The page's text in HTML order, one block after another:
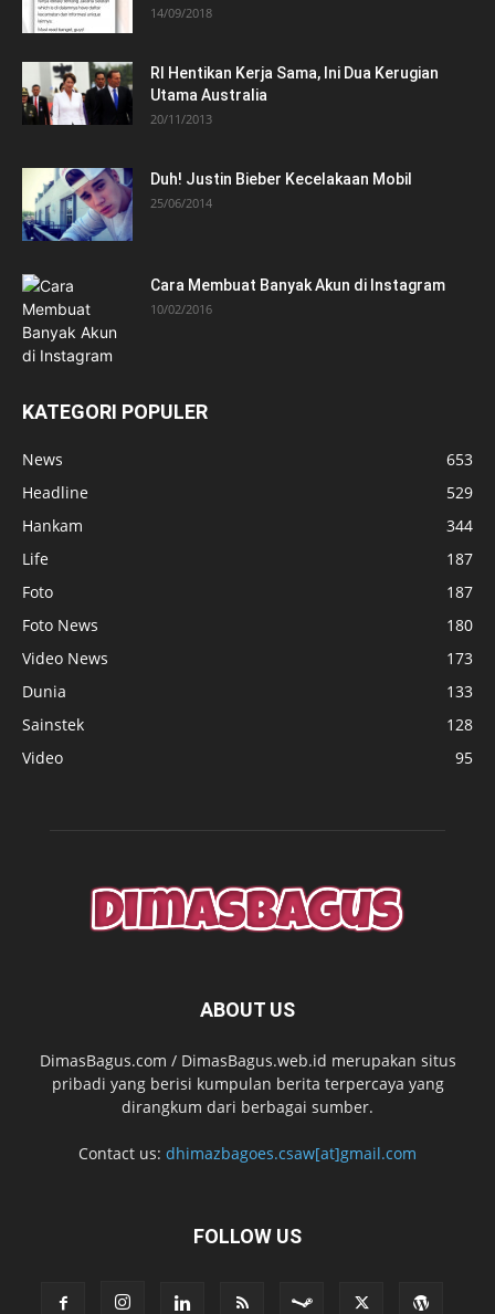
14/09/2018
RI Hentikan Kerja Sama, Ini Dua Kerugian
Utama Australia
20/11/2013
Duh! Justin Bieber Kecelakaan Mobil
25/06/2014
Cara Membuat Banyak Akun di Instagram
10/02/2016
KATEGORI POPULER
News
653
Headline
529
Hankam
344
Life
187
Foto
187
Foto News
180
Video News
173
Dunia
133
Sainstek
128
Video
95
ABOUT US
DimasBagus.com / DimasBagus.web.id merupakan situs
pribadi yang berisi kumpulan berita terpercaya yang
dirangkum dari berbagai sumber.
Contact us: dhimazbagoes.csaw[at]gmail.com
FOLLOW US